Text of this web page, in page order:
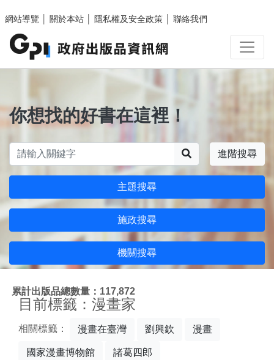
網站導覽
關於本站 隱私權及安全政策 聯絡我們
你想找的好書在這裡！
進階搜尋
主題搜尋
施政搜尋
機關搜尋
累計出版品總數量：117,872
目前標籤：漫畫家
相關標籤： 漫畫在臺灣 劉興欽 漫畫
國家漫畫博物館 諸葛四郎